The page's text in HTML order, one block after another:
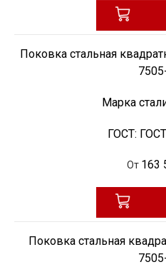
Поковка стальная
Марка
ГОСТ:
От 163
Поковка стальная